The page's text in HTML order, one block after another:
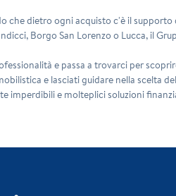
che dietro ogni acquisto c'è il
Borgo San Lorenzo o Lucca, il
e passa a trovarci per
e lasciati guidare nella scelta
imperdibili e molteplici soluzioni